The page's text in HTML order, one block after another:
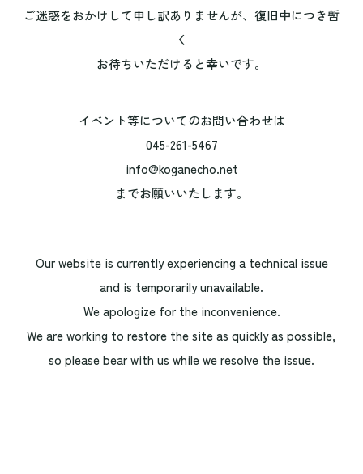
ご迷惑をおかけして申し訳ありませんが、復旧中につき暫
く
お待ちいただけると幸いです。
イベント等についてのお問い合わせは
045-261-5467
info@koganecho.net
までお願いいたします。
Our website is currently experiencing a technical issue
and is temporarily unavailable.
We apologize for the inconvenience.
We are working to restore the site as quickly as possible,
so please bear with us while we resolve the issue.